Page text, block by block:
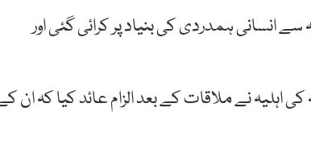
انسانی ہمدردی کی بنیاد پر کرائی گئی اور
نے ملاقات کے بعد الزام عائد کیا کہ ان